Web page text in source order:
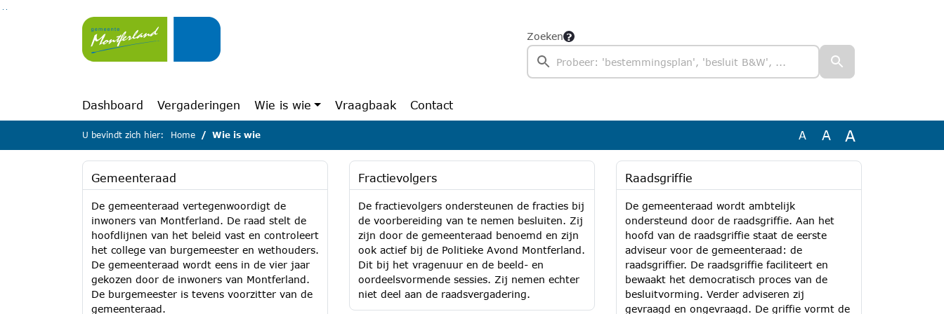
Ga naar de inhoud van deze pagina
Ga naar het zoeken
Ga naar het menu
Zoeken
Dashboard Vergaderingen Wie is wie Vraagbaak Contact
U bevindt zich hier: Home Wie is wie A A A
Gemeenteraad
De gemeenteraad vertegenwoordigt de
inwoners van Montferland. De raad stelt de
hoofdlijnen van het beleid vast en controleert
het college van burgemeester en wethouders.
De gemeenteraad wordt eens in de vier jaar
gekozen door de inwoners van Montferland.
De burgemeester is tevens voorzitter van de
gemeenteraad.
Fractievolgers
De fractievolgers ondersteunen de fracties bij
de voorbereiding van te nemen besluiten. Zij
zijn door de gemeenteraad benoemd en zijn
ook actief bij de Politieke Avond Montferland.
Dit bij het vragenuur en de beeld- en
oordeelsvormende sessies. Zij nemen echter
niet deel aan de raadsvergadering.
Raadsgriffie
De gemeenteraad wordt ambtelijk
ondersteund door de raadsgriffie. Aan het
hoofd van de raadsgriffie staat de eerste
adviseur voor de gemeenteraad: de
raadsgriffier. De raadsgriffie faciliteert en
bewaakt het democratisch proces van de
besluitvorming. Verder adviseren zij
gevraagd en ongevraagd. De griffie vormt de